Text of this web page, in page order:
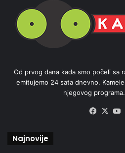
Od prvog dana kada smo počeli sa
emitujemo 24 sata dnevno.
njegovog
X
Najnovije